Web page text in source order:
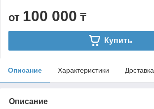
от 100 000 ₸
Купить
Описание Характеристики Доставка
Описание